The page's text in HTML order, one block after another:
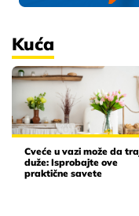
Kuća
Cveće u vazi može da
duže: Isprobajte ove
praktične savete